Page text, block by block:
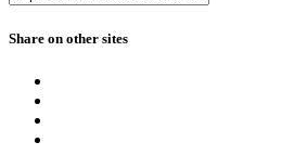
Share on other sites